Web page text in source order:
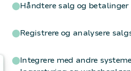
Håndtere salg og
Registrere og analysere
Integrere med andre